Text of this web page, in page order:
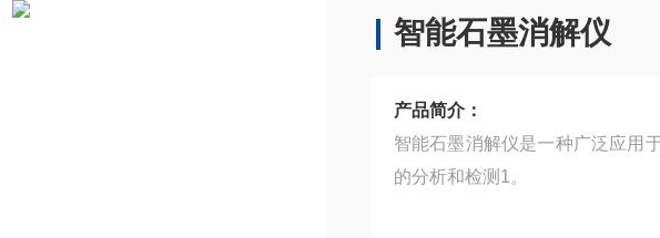
智能石墨消解仪
产品简介：
智能石墨消解仪是一种广泛应用
的分析和检测1。